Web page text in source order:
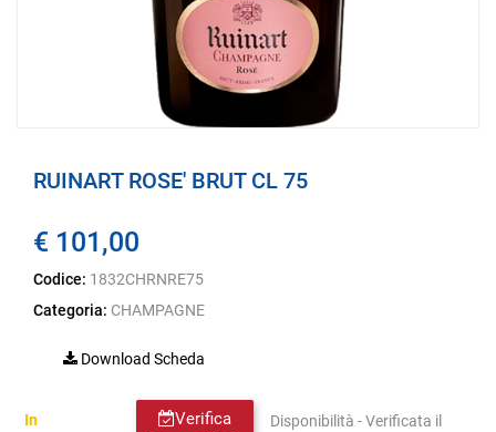
RUINART ROSE' BRUT CL 75
€ 101,00
Codice: 1832CHRNRE75
Categoria: CHAMPAGNE
Download Scheda
Verifica
In
Disponibilità - Verificata il